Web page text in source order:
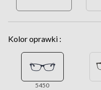
Kolor oprawki :
5450